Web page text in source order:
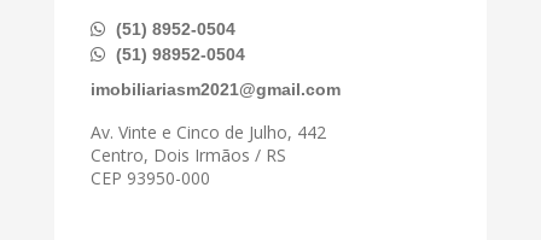
(51) 8952-0504
(51) 98952-0504
imobiliariasm2021@gmail.com
Av. Vinte e Cinco de Julho, 442
Centro, Dois Irmãos / RS
CEP 93950-000